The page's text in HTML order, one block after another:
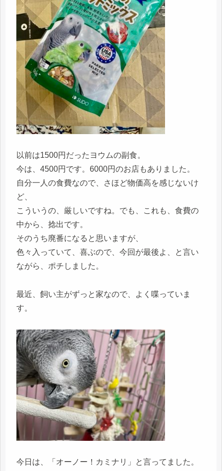
以前は1500円だったヨウムの副食。
今は、4500円です。6000円のお店もありました。
自分一人の食費なので、さほど物価高を感じないけ
ど、
こういうの、厳しいですね。でも、これも、食費の
中から、捻出です。
そのうち廃番になると思いますが、
色々入っていて、喜ぶので、今回が最後よ、と言い
ながら、ポチしました。
最近、飼い主がずっと家なので、よく喋っていま
す。
今日は、「オーノー！カミナリ」と言ってました。